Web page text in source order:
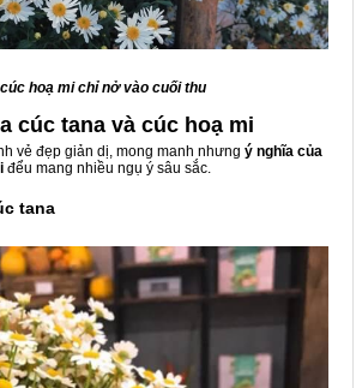
hoạ mi chỉ nở vào cuối thu
cúc tana và cúc hoạ mi
vẻ đẹp giản dị, mong manh nhưng ý nghĩa của
đểu mang nhiều ngụ ý sâu sắc.
tana